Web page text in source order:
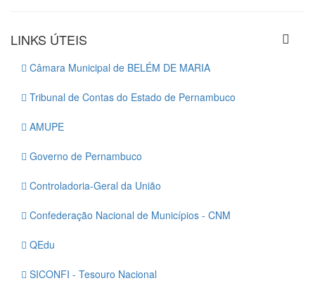
LINKS ÚTEIS
Câmara Municipal de BELÉM DE MARIA
Tribunal de Contas do Estado de Pernambuco
AMUPE
Governo de Pernambuco
Controladoria-Geral da União
Confederação Nacional de Municípios - CNM
QEdu
SICONFI - Tesouro Nacional